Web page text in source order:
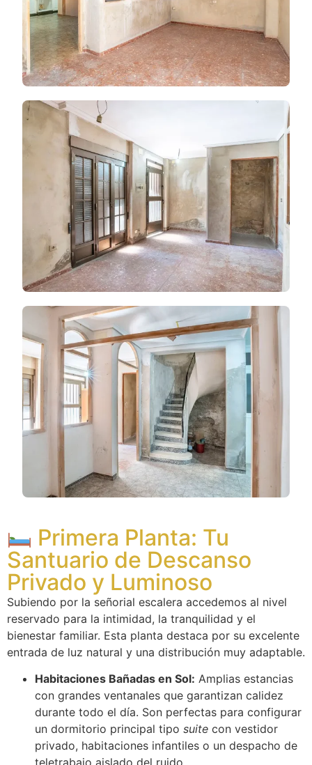
Primera Planta: Tu
Santuario de Descanso
Privado y Luminoso
Subiendo por la señorial escalera accedemos al nivel
reservado para la intimidad, la tranquilidad y el
bienestar familiar. Esta planta destaca por su excelente
entrada de luz natural y una distribución muy adaptable.
Habitaciones Bañadas en Sol: Amplias estancias
con grandes ventanales que garantizan calidez
durante todo el día. Son perfectas para configurar
un dormitorio principal tipo suite con vestidor
privado, habitaciones infantiles o un despacho de